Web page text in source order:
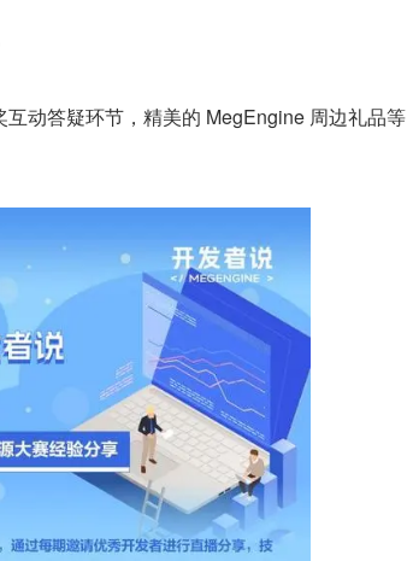
动答疑环节，精美的 MegEngine 周边礼品等